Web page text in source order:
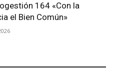
164 «Con la
el Bien Común»